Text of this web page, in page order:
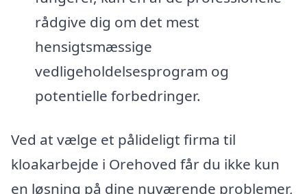
rådgive dig om det mest
hensigtsmæssige
vedligeholdelsesprogram og
potentielle forbedringer.
Ved at vælge et pålideligt firma til
kloakarbejde i Orehoved får du ikke kun
en løsning på dine nuværende problemer,